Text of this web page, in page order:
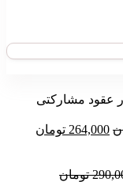
عقود مشارکتی
قیمت
بود.
264,000 تومان
تومان